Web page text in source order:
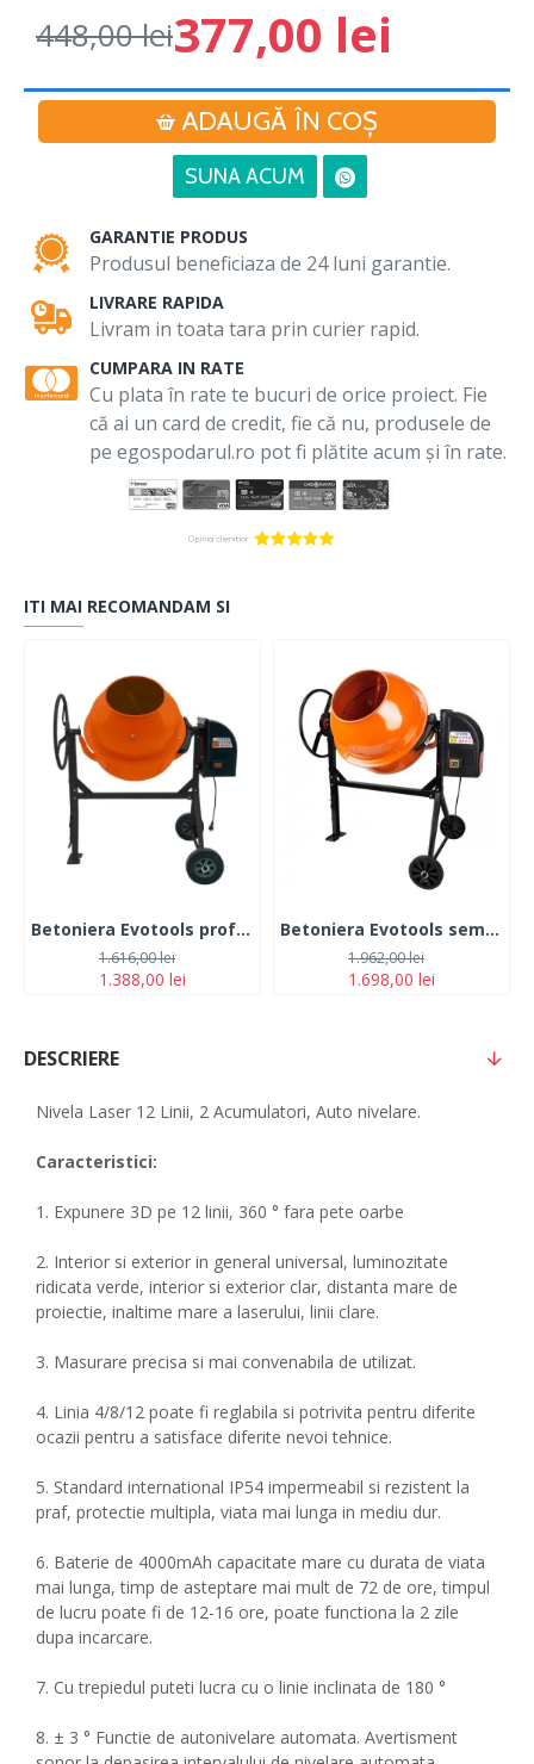
377,00 lei
448,00 lei
ADAUGĂ ÎN COŞ
SUNA ACUM
GARANTIE PRODUS
Produsul beneficiaza de 24 luni garantie.
LIVRARE RAPIDA
Livram in toata tara prin curier rapid.
CUMPARA IN RATE
Cu plata în rate te bucuri de orice proiect. Fie
că ai un card de credit, fie că nu, produsele de
pe egospodarul.ro pot fi plătite acum și în rate.
ITI MAI RECOMANDAM SI
Betoniera Evotools profesionala , 800 W, 160 L, 32 RPM, 240 V, 37 cm diametru gura incarcare cuva, bi-material fonta si otel
1.388,00 lei
1.616,00 lei
Betoniera Evotools semi-profesionala, 800 W, 200l, 32 RPM, corona fonta
1.698,00 lei
1.962,00 lei
DESCRIERE
Nivela Laser 12 Linii, 2 Acumulatori, Auto nivelare.
Caracteristici:
1. Expunere 3D pe 12 linii, 360 ° fara pete oarbe
2. Interior si exterior in general universal, luminozitate
ridicata verde, interior si exterior clar, distanta mare de
proiectie, inaltime mare a laserului, linii clare.
3. Masurare precisa si mai convenabila de utilizat.
4. Linia 4/8/12 poate fi reglabila si potrivita pentru diferite
ocazii pentru a satisface diferite nevoi tehnice.
5. Standard international IP54 impermeabil si rezistent la
praf, protectie multipla, viata mai lunga in mediu dur.
6. Baterie de 4000mAh capacitate mare cu durata de viata
mai lunga, timp de asteptare mai mult de 72 de ore, timpul
de lucru poate fi de 12-16 ore, poate functiona la 2 zile
dupa incarcare.
7. Cu trepiedul puteti lucra cu o linie inclinata de 180 °
8. ± 3 ° Functie de autonivelare automata. Avertisment